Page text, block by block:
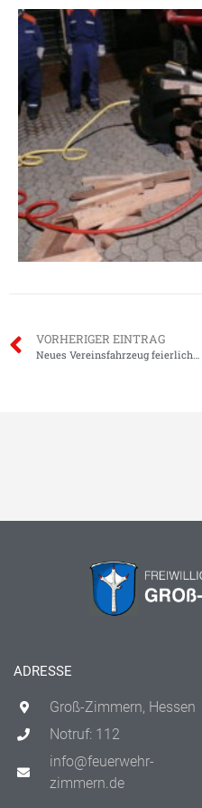
VORHERIGER EINTRAG
ADRESSE
Groß-Zimmern, Hessen
Notruf: 112
info@feuerwehr-
zimmern.de